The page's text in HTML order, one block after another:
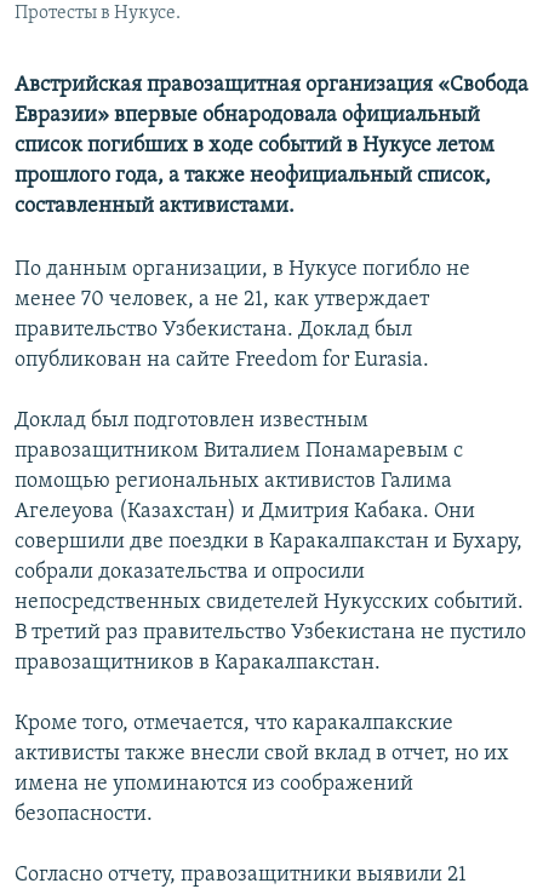
Протесты в Нукусе.
Австрийская правозащитная организация «Свобода
Евразии» впервые обнародовала официальный
список погибших в ходе событий в Нукусе летом
прошлого года, а также неофициальный список,
составленный активистами.
По данным организации, в Нукусе погибло не
менее 70 человек, а не 21, как утверждает
правительство Узбекистана. Доклад был
опубликован на сайте Freedom for Eurasia.
Доклад был подготовлен известным
правозащитником Виталием Понамаревым с
помощью региональных активистов Галима
Агелеуова (Казахстан) и Дмитрия Кабака. Они
совершили две поездки в Каракалпакстан и Бухару,
собрали доказательства и опросили
непосредственных свидетелей Нукусских событий.
В третий раз правительство Узбекистана не пустило
правозащитников в Каракалпакстан.
Кроме того, отмечается, что каракалпакские
активисты также внесли свой вклад в отчет, но их
имена не упоминаются из соображений
безопасности.
Согласно отчету, правозащитники выявили 21